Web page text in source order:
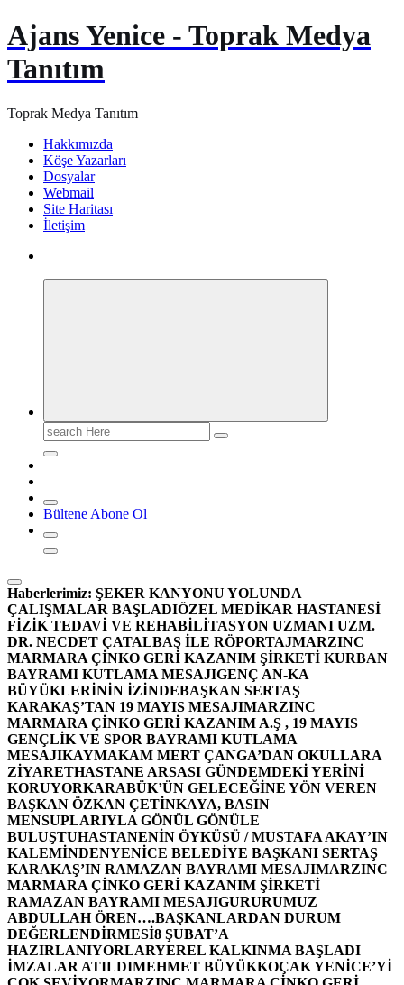
Ajans Yenice - Toprak Medya
Tanıtım
Toprak Medya Tanıtım
Hakkımızda
Köşe Yazarları
Dosyalar
Webmail
Site Haritası
İletişim
Search
for:
Bültene Abone Ol
Haberlerimiz: ŞEKER KANYONU YOLUNDA
ÇALIŞMALAR BAŞLADIÖZEL MEDİKAR HASTANESİ
FİZİK TEDAVİ VE REHABİLİTASYON UZMANI UZM.
DR. NECDET ÇATALBAŞ İLE RÖPORTAJMARZINC
MARMARA ÇİNKO GERİ KAZANIM ŞİRKETİ KURBAN
BAYRAMI KUTLAMA MESAJIGENÇ AN-KA
BÜYÜKLERİNİN İZİNDEBAŞKAN SERTAŞ
KARAKAŞ’TAN 19 MAYIS MESAJIMARZINC
MARMARA ÇİNKO GERİ KAZANIM A.Ş , 19 MAYIS
GENÇLİK VE SPOR BAYRAMI KUTLAMA
MESAJIKAYMAKAM MERT ÇANGA’DAN OKULLARA
ZİYARETHASTANE ARSASI GÜNDEMDEKİ YERİNİ
KORUYORKARABÜK’ÜN GELECEĞİNE YÖN VEREN
BAŞKAN ÖZKAN ÇETİNKAYA, BASIN
MENSUPLARIYLA GÖNÜL GÖNÜLE
BULUŞTUHASTANENİN ÖYKÜSÜ / MUSTAFA AKAY’IN
KALEMİNDENYENİCE BELEDİYE BAŞKANI SERTAŞ
KARAKAŞ’IN RAMAZAN BAYRAMI MESAJIMARZINC
MARMARA ÇİNKO GERİ KAZANIM ŞİRKETİ
RAMAZAN BAYRAMI MESAJIGURURUMUZ
ABDULLAH ÖREN….BAŞKANLARDAN DURUM
DEĞERLENDİRMESİ8 ŞUBAT’A
HAZIRLANIYORLARYEREL KALKINMA BAŞLADI
İMZALAR ATILDIMEHMET BÜYÜKKOÇAK YENİCE’Yİ